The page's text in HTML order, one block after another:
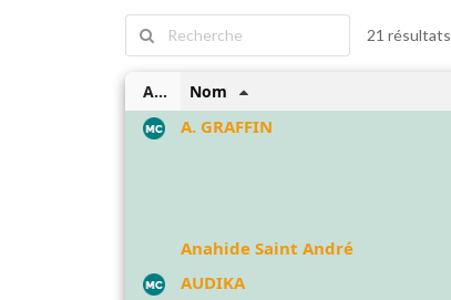
21 résultats
Adhérent Meudon commerce Nom
A. GRAFFIN
Anahide Saint André
AUDIKA